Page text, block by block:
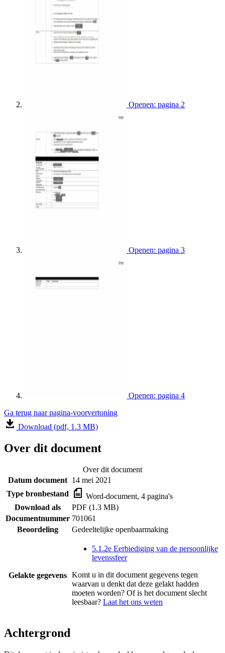
Openen: pagina 2
Openen: pagina 3
Openen: pagina 4
Ga terug naar pagina-voorvertoning
Download (pdf, 1.3 MB)
Over dit document
Over dit document
Datum document 14 mei 2021
Type bronbestand
Word-document, 4 pagina's
Download als
PDF (1.3 MB)
Documentnummer 701061
Beoordeling
Gedeeltelijke openbaarmaking
Gelakte gegevens
5.1.2e Eerbiediging van de persoonlijke
levenssfeer
Komt u in dit document gegevens tegen
waarvan u denkt dat deze gelakt hadden
moeten worden? Of is het document slecht
leesbaar? Laat het ons weten
Achtergrond